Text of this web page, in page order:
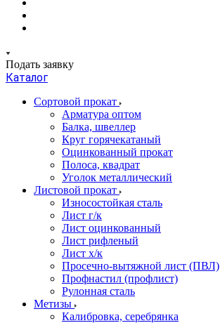
Подать заявку
Каталог
Сортовой прокат
Арматура оптом
Балка, швеллер
Круг горячекатаный
Оцинкованный прокат
Полоса, квадрат
Уголок металлический
Листовой прокат
Износостойкая сталь
Лист г/к
Лист оцинкованный
Лист рифленый
Лист х/к
Просечно-вытяжной лист (ПВЛ)
Профнастил (профлист)
Рулонная сталь
Метизы
Калибровка, серебрянка